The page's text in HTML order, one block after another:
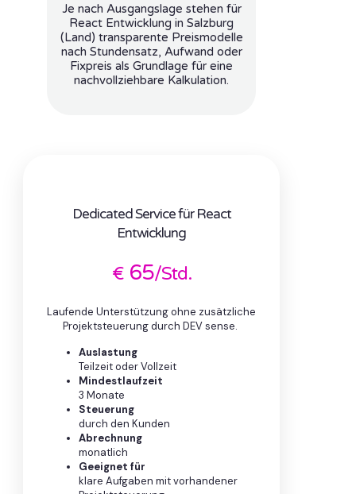
Je nach Ausgangslage stehen für
React Entwicklung in Salzburg
(Land) transparente Preismodelle
nach Stundensatz, Aufwand oder
Fixpreis als Grundlage für eine
nachvollziehbare Kalkulation.
Dedicated Service für React
Entwicklung
€65/Std.
Laufende Unterstützung ohne zusätzliche
Projektsteuerung durch DEV sense.
Auslastung
Teilzeit oder Vollzeit
Mindestlaufzeit
3 Monate
Steuerung
durch den Kunden
Abrechnung
monatlich
Geeignet für
klare Aufgaben mit vorhandener